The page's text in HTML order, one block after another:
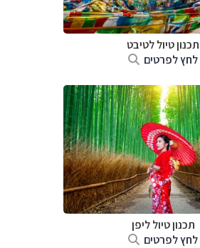
תכנון טיוללטיבט
לחץ לפרטים
תכנון טיולליפן
לחץ לפרטים